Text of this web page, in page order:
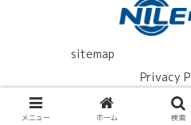
sitemap
Privacy
© 2021 VW・アウディ
メニュー ホーム 検索